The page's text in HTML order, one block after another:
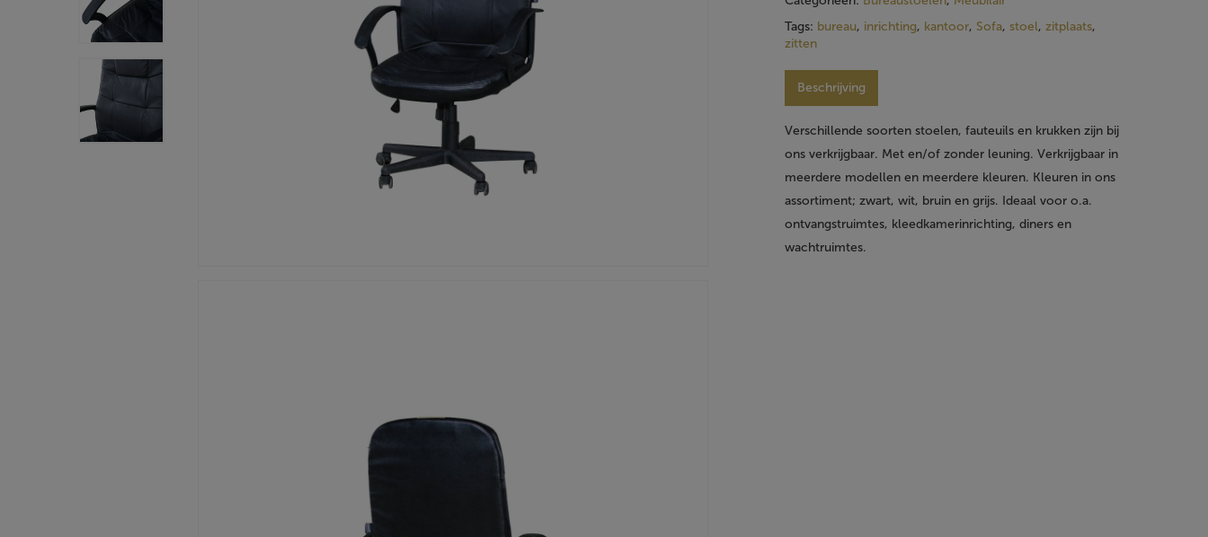
Tags: bureau, inrichting, kantoor, Sofa, stoel,zitplaats,
zitten
Beschrijving
Verschillende soorten stoelen, fauteuils en krukken zijn bij
ons verkrijgbaar. Met en/of zonder leuning. Verkrijgbaar in
meerdere modellen en meerdere kleuren. Kleuren in ons
assortiment; zwart, wit, bruin en grijs. Ideaal voor o.a.
ontvangstruimtes, kleedkamerinrichting, diners en
wachtruimtes.